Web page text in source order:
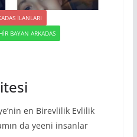
ILANLARI
BAYAN ARKADAS
en Birevlilik Evlilik
da yeeni insanlar